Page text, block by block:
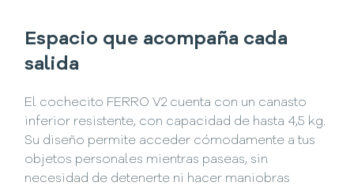
Espacio que acompaña cada
salida
El cochecito FERRO V2 cuenta con un canasto
inferior resistente, con capacidad de hasta 4,5 kg.
Su diseño permite acceder cómodamente a tus
objetos personales mientras paseas, sin
necesidad de detenerte ni hacer maniobras